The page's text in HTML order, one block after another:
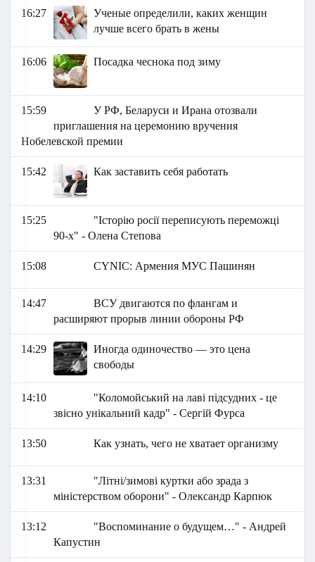
16:27
Ученые определили, каких женщин
лучше всего брать в жены
16:06 Посадка чеснока под зиму
15:59
У РФ, Беларуси и Ирана отозвали
приглашения на церемонию вручения
Нобелевской премии
15:42 Как заставить себя работать
15:25
"Історію росії переписують переможці
90-х" - Олена Степова
15:08 СYNIC: Армения МУС Пашинян
14:47
ВСУ двигаются по флангам и
расширяют прорыв линии обороны РФ
14:29
Иногда одиночество — это цена
свободы
14:10
"Коломойський на лаві підсудних - це
звісно унікальний кадр" - Сергій Фурса
13:50 Как узнать, чего не хватает организму
13:31
"Літні/зимові куртки або зрада з
міністерством оборони" - Олександр Карпюк
13:12
"Воспоминание о будущем…" - Андрей
Капустин